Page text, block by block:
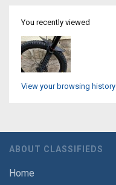
You recently viewed
View your browsing history
ABOUT CLASSIFIEDS
Home